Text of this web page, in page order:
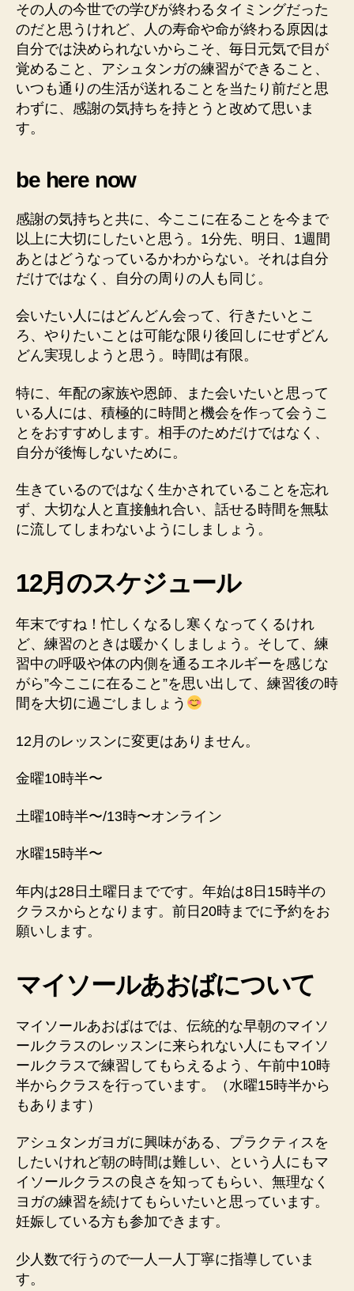
その人の今世での学びが終わるタイミングだった
のだと思うけれど、人の寿命や命が終わる原因は
自分では決められないからこそ、毎日元気で目が
覚めること、アシュタンガの練習ができること、
いつも通りの生活が送れることを当たり前だと思
わずに、感謝の気持ちを持とうと改めて思いま
す。
be here now
感謝の気持ちと共に、今ここに在ることを今まで
以上に大切にしたいと思う。1分先、明日、1週間
あとはどうなっているかわからない。それは自分
だけではなく、自分の周りの人も同じ。
会いたい人にはどんどん会って、行きたいとこ
ろ、やりたいことは可能な限り後回しにせずどん
どん実現しようと思う。時間は有限。
特に、年配の家族や恩師、また会いたいと思って
いる人には、積極的に時間と機会を作って会うこ
とをおすすめします。相手のためだけではなく、
自分が後悔しないために。
生きているのではなく生かされていることを忘れ
ず、大切な人と直接触れ合い、話せる時間を無駄
に流してしまわないようにしましょう。
12月のスケジュール
年末ですね！忙しくなるし寒くなってくるけれ
ど、練習のときは暖かくしましょう。そして、練
習中の呼吸や体の内側を通るエネルギーを感じな
がら”今ここに在ること”を思い出して、練習後の時
間を大切に過ごしましょう
12月のレッスンに変更はありません。
金曜10時半〜
土曜10時半〜/13時〜オンライン
水曜15時半〜
年内は28日土曜日までです。年始は8日15時半の
クラスからとなります。前日20時までに予約をお
願いします。
マイソールあおばについて
マイソールあおばはでは、伝統的な早朝のマイソ
ールクラスのレッスンに来られない人にもマイソ
ールクラスで練習してもらえるよう、午前中10時
半からクラスを行っています。（水曜15時半から
もあります）
アシュタンガヨガに興味がある、プラクティスを
したいけれど朝の時間は難しい、という人にもマ
イソールクラスの良さを知ってもらい、無理なく
ヨガの練習を続けてもらいたいと思っています。
妊娠している方も参加できます。
少人数で行うので一人一人丁寧に指導していま
す。